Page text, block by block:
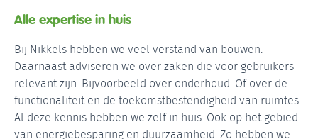
Alle expertise in huis
Bij Nikkels hebben we veel verstand van bouwen.
Daarnaast adviseren we over zaken die voor gebruikers
relevant zijn. Bijvoorbeeld over onderhoud. Of over de
functionaliteit en de toekomstbestendigheid van ruimtes.
Al deze kennis hebben we zelf in huis. Ook op het gebied
van energiebesparing en duurzaamheid. Zo hebben we